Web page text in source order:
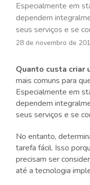
Especialmente em
dependem
seus serviços e se
28 de novembro de
Quanto custa criar
mais comuns para
Especialmente em
dependem
seus serviços e se
No entanto,
tarefa fácil. Isso
precisam ser
até a tecnologia